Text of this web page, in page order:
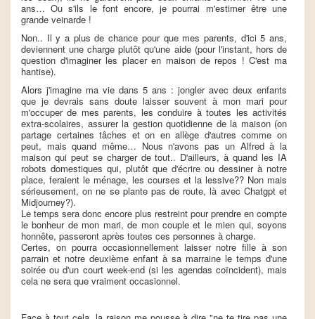
ans… Ou s'ils le font encore, je pourrai m'estimer être une
grande veinarde !
Non.. Il y a plus de chance pour que mes parents, d'ici 5 ans,
deviennent une charge plutôt qu'une aide (pour l'instant, hors de
question d'imaginer les placer en maison de repos ! C'est ma
hantise).
Alors j'imagine ma vie dans 5 ans : jongler avec deux enfants
que je devrais sans doute laisser souvent à mon mari pour
m'occuper de mes parents, les conduire à toutes les activités
extra-scolaires, assurer la gestion quotidienne de la maison (on
partage certaines tâches et on en allège d'autres comme on
peut, mais quand même… Nous n'avons pas un Alfred à la
maison qui peut se charger de tout.. D'ailleurs, à quand les IA
robots domestiques qui, plutôt que d'écrire ou dessiner à notre
place, feraient le ménage, les courses et la lessive?? Non mais
sérieusement, on ne se plante pas de route, là avec Chatgpt et
Midjourney?).
Le temps sera donc encore plus restreint pour prendre en compte
le bonheur de mon mari, de mon couple et le mien qui, soyons
honnête, passeront après toutes ces personnes à charge.
Certes, on pourra occasionnellement laisser notre fille à son
parrain et notre deuxième enfant à sa marraine le temps d'une
soirée ou d'un court week-end (si les agendas coïncident), mais
cela ne sera que vraiment occasionnel.